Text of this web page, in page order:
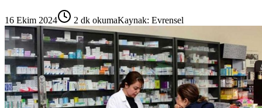
16 Ekim 2024 2 dk okumaKaynak: Evrensel